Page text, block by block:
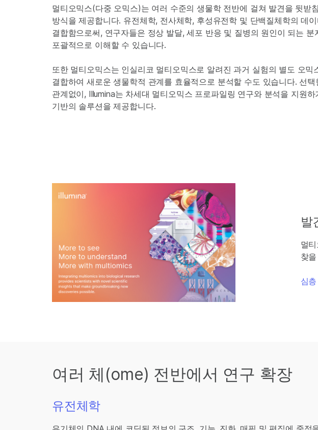
멀티오믹스(다중 오믹스)는 여러 수준의 생물학 전반에 걸쳐 발견을 뒷받
방식을 제공합니다. 유전체학, 전사체학, 후성유전학 및 단백질체학의 데
결합함으로써, 연구자들은 정상 발달, 세포 반응 및 질병의 원인이 되는 분
포괄적으로 이해할 수 있습니다.
또한 멀티오믹스는 인실리코 멀티오믹스로 알려진 과거 실험의 별도 오믹
결합하여 새로운 생물학적 관계를 효율적으로 분석할 수도 있습니다. 선택
관계없이, Illumina는 차세대 멀티오믹스 프로파일링 연구와 분석을 지원하
기반의 솔루션을 제공합니다.
발
멀
찾
심
여러 체(ome) 전반에서 연구 확장
유전체학